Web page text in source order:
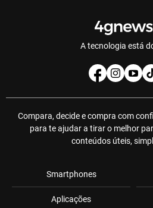
A tecnologia está
Compara, decide e compra com
para te ajudar a tirar o melhor
conteúdos úteis,
Smartphones
Aplicações